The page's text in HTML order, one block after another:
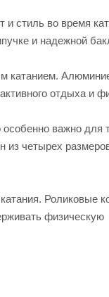
стиль во время
и надежной
катанием.
отдыха и
важно для
из четырех
Роликовые
физическую